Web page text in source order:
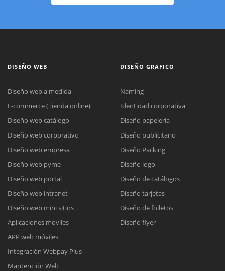
DISEÑO WEB
Diseño web a medida
E-commerce (Tienda online)
Diseño web catálogo
Diseño web corporativo
Diseño web empresa
Diseño web pyme
Diseño web portal
Diseño web intranet
Diseño web mini sitios
Aplicaciones moviles
APP web móviles
Integración Webpay Plus
Mantención Web
DISEÑO GRAFICO
Naming
Identidad corporativa
Diseño papelería
Diseño publicitario
Diseño Packing
Diseño logo
Diseño de catálogos
Diseño tarjetas
Diseño de folletos
Diseño flyer